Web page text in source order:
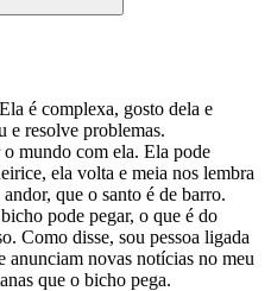
é complexa, gosto dela e
e resolve problemas.
mundo com ela. Ela pode
ela volta e meia nos lembra
que o santo é de barro.
pode pegar, o que é do
Como disse, sou pessoa ligada
anunciam novas notícias no meu
que o bicho pega.